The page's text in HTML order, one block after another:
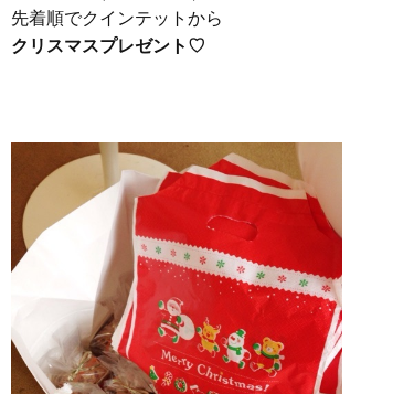
先着順でクインテットから
クリスマスプレゼント♡